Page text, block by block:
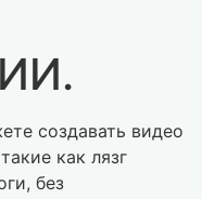
создавать видео
как лязг
без